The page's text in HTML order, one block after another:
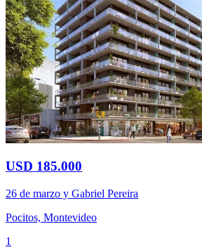
USD 185.000
26 de marzo y Gabriel Pereira
Pocitos, Montevideo
1